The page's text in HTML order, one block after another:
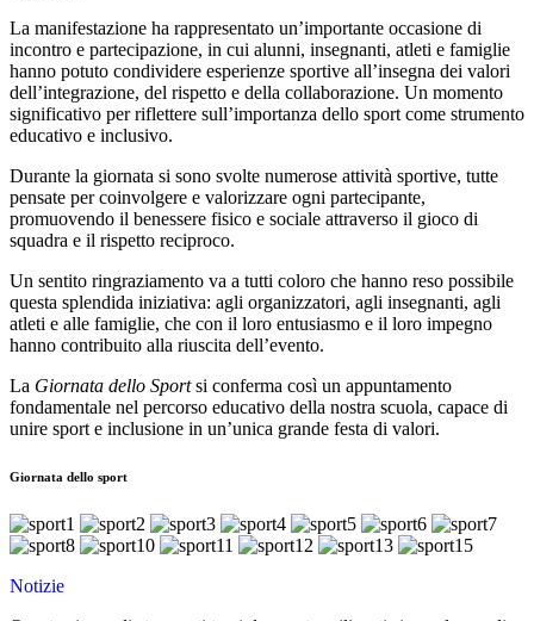
La manifestazione ha rappresentato un’importante occasione di
incontro e partecipazione, in cui alunni, insegnanti, atleti e famiglie
hanno potuto condividere esperienze sportive all’insegna dei valori
dell’integrazione, del rispetto e della collaborazione. Un momento
significativo per riflettere sull’importanza dello sport come strumento
educativo e inclusivo.
Durante la giornata si sono svolte numerose attività sportive, tutte
pensate per coinvolgere e valorizzare ogni partecipante,
promuovendo il benessere fisico e sociale attraverso il gioco di
squadra e il rispetto reciproco.
Un sentito ringraziamento va a tutti coloro che hanno reso possibile
questa splendida iniziativa: agli organizzatori, agli insegnanti, agli
atleti e alle famiglie, che con il loro entusiasmo e il loro impegno
hanno contribuito alla riuscita dell’evento.
La Giornata dello Sportsi conferma così un appuntamento
fondamentale nel percorso educativo della nostra scuola, capace di
unire sport e inclusione in un’unica grande festa di valori.
Giornata dello sport
Notizie